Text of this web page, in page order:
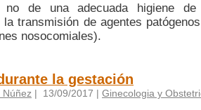
no de una adecuada higiene
transmisión de agentes
nosocomiales).
la gestación
Núñez | 13/09/2017 | Ginecologia y